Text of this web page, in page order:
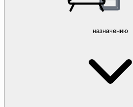
назначению